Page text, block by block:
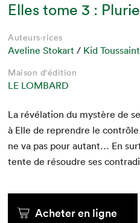
Elles tome 3 :
Auteurs·rices
Aveline Stokart / Kid Toussaint
Maison d'édition
LE LOMBARD
La révéla­tion du mys­tère de
à Elle de repren­dre le
ne va pas pour autant… En
tente de résoudre ses
Acheter en ligne